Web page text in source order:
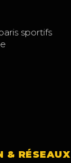
sportifs
& RÉSEAUX